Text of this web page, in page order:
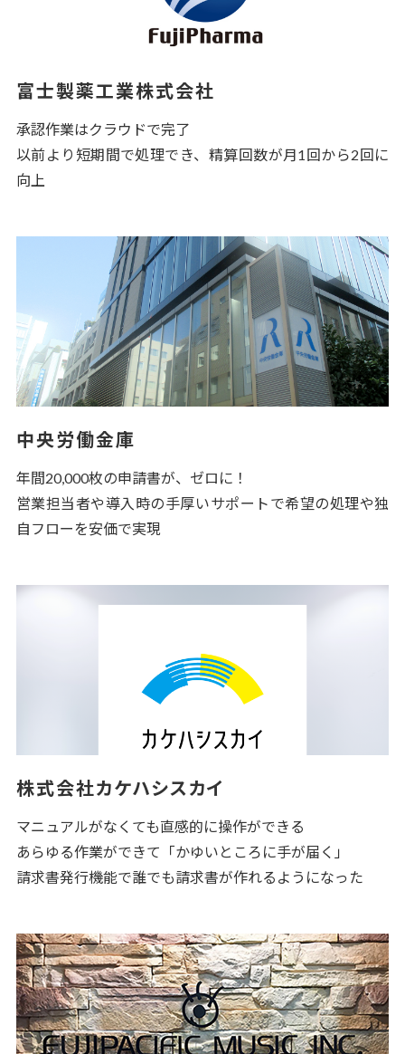
富士製薬工業株式会社
承認作業はクラウドで完了
以前より短期間で処理でき、精算回数が月1回から2回に
向上
中央労働金庫
年間20,000枚の申請書が、ゼロに！
営業担当者や導入時の手厚いサポートで希望の処理や独
自フローを安価で実現
株式会社カケハシスカイ
マニュアルがなくても直感的に操作ができる
あらゆる作業ができて「かゆいところに手が届く」
請求書発行機能で誰でも請求書が作れるようになった